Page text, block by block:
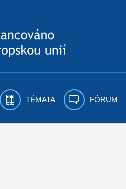
TÉMATA FÓRUM